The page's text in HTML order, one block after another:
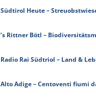
Südtirol Heute –
’s Rittner Bötl –
Radio Rai Südtriol – Land &
Alto Adige – Centoventi fiumi